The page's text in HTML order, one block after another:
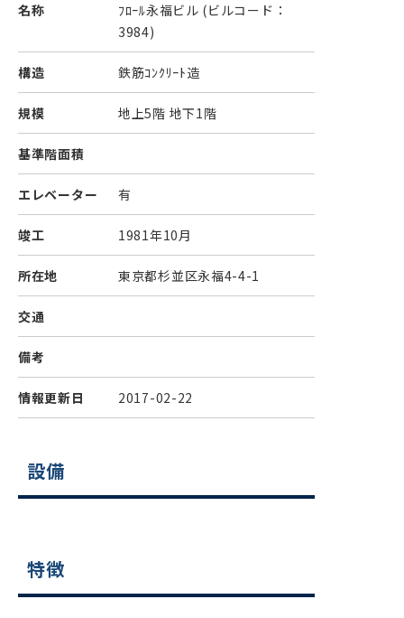
名称 ﾌﾛｰﾙ永福ビル (ビルコード：
3984)
構造 鉄筋ｺﾝｸﾘｰﾄ造
規模 地上5階 地下1階
基準階面積
エレベーター 有
竣工 1981年10月
所在地 東京都杉並区永福4-4-1
交通
備考
情報更新日 2017-02-22
設備
特徴